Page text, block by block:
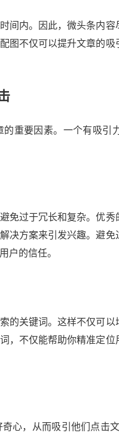
间内。因此，微头条内
图不仅可以提升文章的
重要因素。一个有吸引
免过于冗长和复杂。优秀
决方案来引发兴趣。避
户的信任。
的关键词。这样不仅可
，不仅能帮助你精准定
心，从而吸引他们点击